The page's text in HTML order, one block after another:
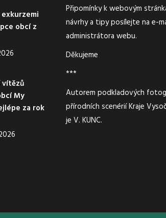
exkurzemi
obcí z
vítězů
My
za rok
Připomínky k webovým
návrhy a tipy posílejte na e-
administrátora webu.
Děkujeme
***
Autorem podkladových
přírodních scenérií Kraje
je V. KUNC.